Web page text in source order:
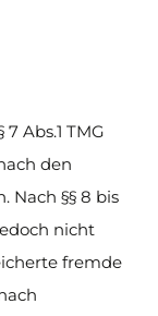
Abs.1 TMG
den
Nach §§ 8 bis
nicht
fremde